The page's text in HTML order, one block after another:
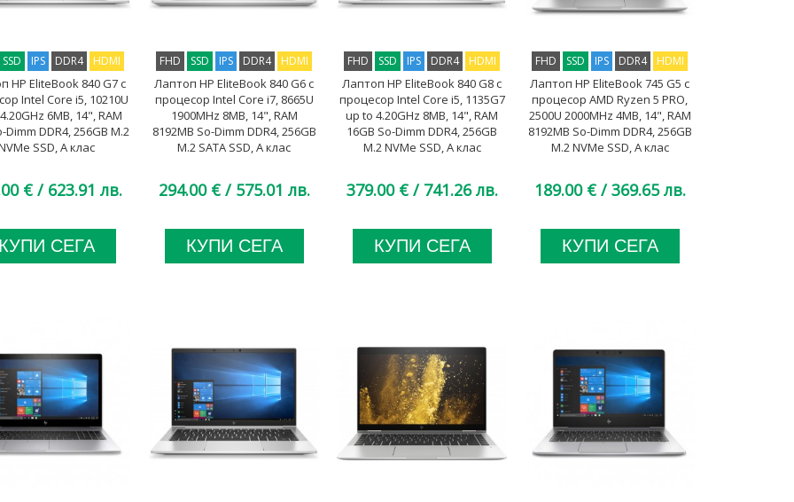
SSD IPS DDR4 HDMI
HP EliteBook 840 G7 с
Intel Core i5, 10210U
6MB, 14", RAM
Dimm DDR4, 256GB M.2
SSD, A клас
€ / 623.91 лв.
КУПИ СЕГА
FHD SSD IPS DDR4 HDMI
Лаптоп HP EliteBook 840 G6 с
процесор Intel Core i7, 8665U
1900MHz 8MB, 14", RAM
8192MB So-Dimm DDR4, 256GB
M.2 SATA SSD, A клас
294.00 € / 575.01 лв.
КУПИ СЕГА
FHD SSD IPS DDR4 HDMI
Лаптоп HP EliteBook 840 G8 с
процесор Intel Core i5, 1135G7
up to 4.20GHz 8MB, 14", RAM
16GB So-Dimm DDR4, 256GB
M.2 NVMe SSD, A клас
379.00 € / 741.26 лв.
КУПИ СЕГА
FHD SSD IPS DDR4 HDMI
Лаптоп HP EliteBook 745 G5 с
процесор AMD Ryzen 5 PRO,
2500U 2000MHz 4MB, 14", RAM
8192MB So-Dimm DDR4, 256GB
M.2 NVMe SSD, A клас
189.00 € / 369.65 лв.
КУПИ СЕГА